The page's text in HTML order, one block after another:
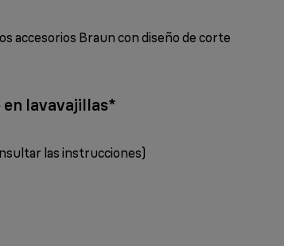
accesorios Braun con diseño de corte
en lavavajillas*
las instrucciones)